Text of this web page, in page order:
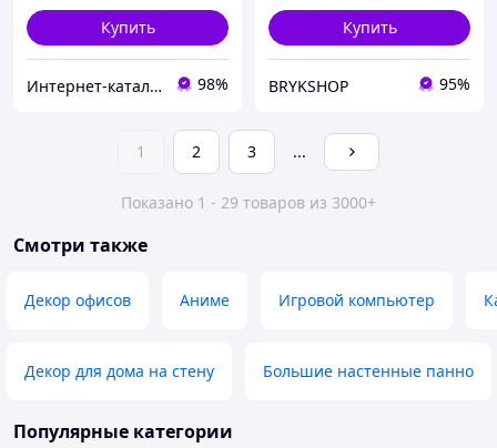
Купить
Инте​рнет​-кат​алог ск​​идок "BAGSPACE" 98%
Купить
BRYKSHOP 95%
1 2 3 ...
Показано 1 - 29 товаров из 3000+
Смотри также
Декор офисов Аниме Игровой компьютер
Декор для дома на стену Большие настенные панно
Популярные категории